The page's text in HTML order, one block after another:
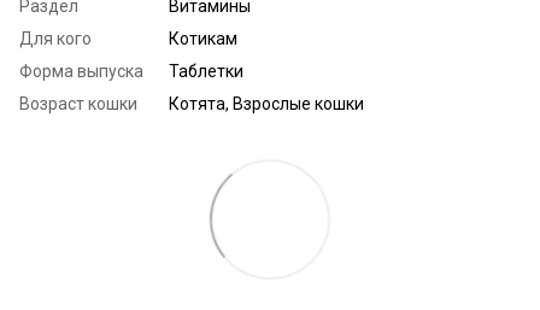
Раздел
Витамины
Для кого
Котикам
Форма выпуска
Таблетки
Возраст кошки
Котята, Взрослые кошки